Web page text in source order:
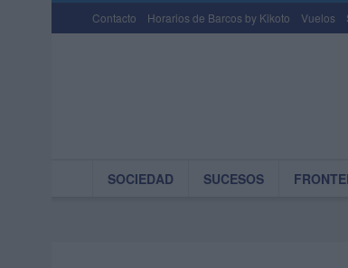
Contacto Horarios de Barcos by Kikoto Vuelos
SOCIEDAD SUCESOS